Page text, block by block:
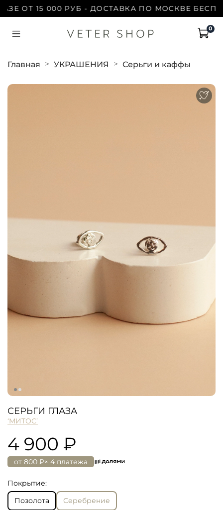
ОТ 15 000 РУБ - ДОСТАВКА ПО МОСКВЕ
0
Главная УКРАШЕНИЯ Серьги и каффы
СЕРЬГИ ГЛАЗА
‘МИТОС’
4 900 ₽
от 800 ₽× 4 платежа
Покрытие:
Позолота
Серебрение